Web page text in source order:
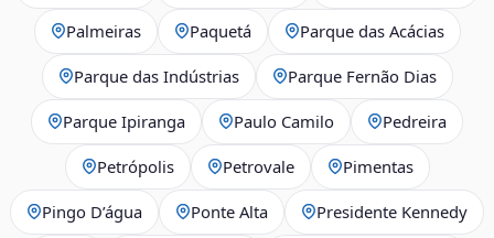
Palmeiras Paquetá Parque das Acácias
Parque das Indústrias Parque Fernão Dias
Parque Ipiranga Paulo Camilo Pedreira
Petrópolis Petrovale Pimentas
Pingo D’água Ponte Alta Presidente Kennedy